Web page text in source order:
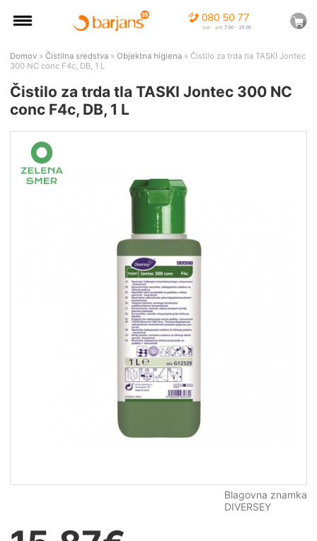
Domov » Čistilna sredstva » Objektna higiena » Čistilo za trda tla TASKI Jontec
300 NC conc F4c, DB, 1 L
Čistilo za trda tla TASKI Jontec 300 NC
conc F4c, DB, 1 L
Blagovna znamka
DIVERSEY